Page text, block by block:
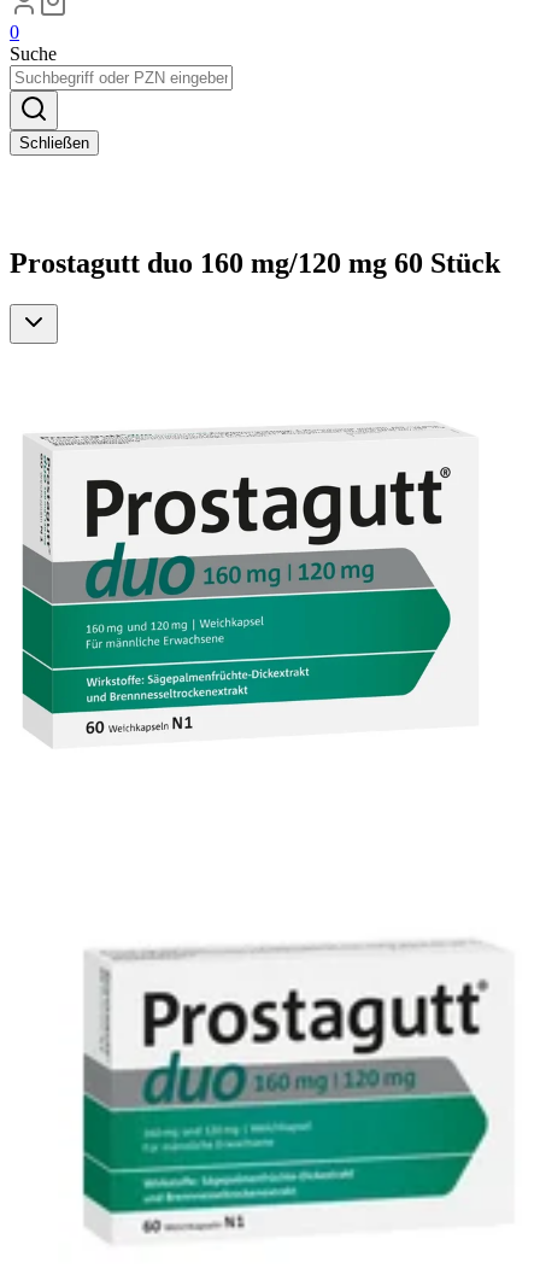
0
Suche
Schließen
Prostagutt duo 160 mg/120 mg 60 Stück